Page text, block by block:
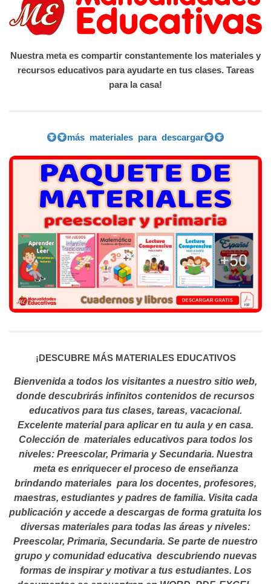
Nuestra meta es compartir constantemente los materiales y
recursos educativos para ayudarte en tus clases. Tareas
para la casa!
más materiales para descargar
¡DESCUBRE MÁS MATERIALES EDUCATIVOS
Bienvenida a todos los visitantes a nuestro sitio web,
donde descubrirás infinitos contenidos de recursos
educativos para tus clases, tareas, vacacional.
Excelente material para aplicar en tu aula y en casa.
Colección de materiales educativos para todos los
niveles: Preescolar, Primaria y Secundaria. Nuestra
meta es enriquecer el proceso de enseñanza
brindando materiales para los docentes, profesores,
maestras, estudiantes y padres de familia. Visita cada
publicación y accede a descargas de forma gratuita los
diversas materiales para todas las áreas y niveles:
Preescolar, Primaria, Secundaria. Se parte de nuestro
grupo y comunidad educativa descubriendo nuevas
formas de inspirar y motivar a tus estudiantes. Los